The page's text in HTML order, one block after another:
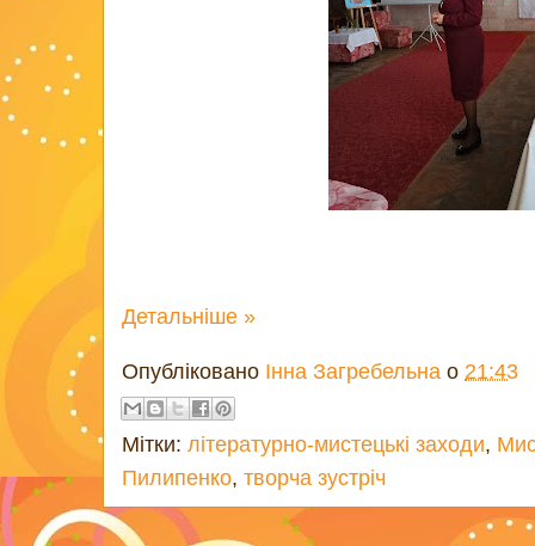
Детальніше »
Опубліковано Інна Загребельна о 21:43
Мітки: літературно-мистецькі заходи,
Пилипенко, творча зустріч